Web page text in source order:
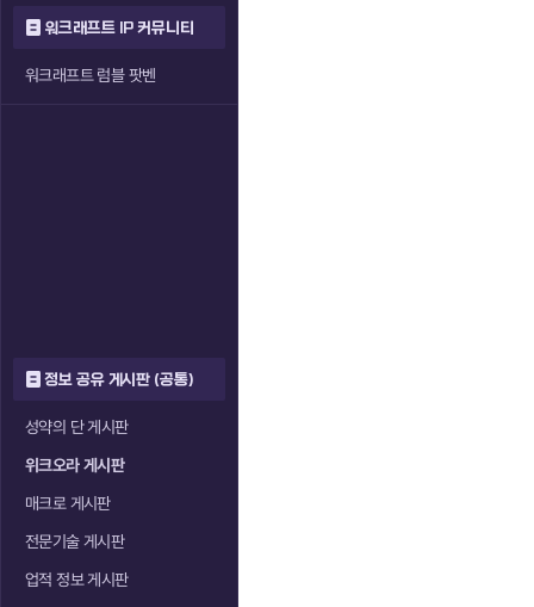
워크래프트 IP 커뮤니티
워크래프트 럼블 팟벤
정보 공유 게시판 (공통)
성약의 단 게시판
위크오라 게시판
매크로 게시판
전문기술 게시판
업적 정보 게시판